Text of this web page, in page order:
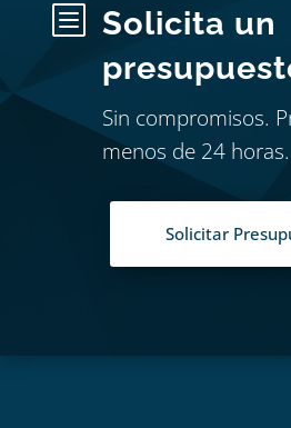
b
Solicita un
Sin compromisos.
menos de 24 horas.
Solicitar